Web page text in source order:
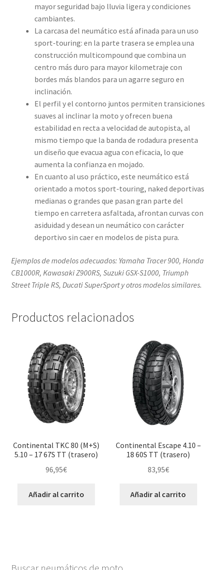
mayor seguridad bajo lluvia ligera y condiciones
cambiantes.
La carcasa del neumático está afinada para un uso
sport-touring: en la parte trasera se emplea una
construcción multicompound que combina un
centro más duro para mayor kilometraje con
bordes más blandos para un agarre seguro en
inclinación.
El perfil y el contorno juntos permiten transiciones
suaves al inclinar la moto y ofrecen buena
estabilidad en recta a velocidad de autopista, al
mismo tiempo que la banda de rodadura presenta
un diseño que evacua agua con eficacia, lo que
aumenta la confianza en mojado.
En cuanto al uso práctico, este neumático está
orientado a motos sport-touring, naked deportivas
medianas o grandes que pasan gran parte del
tiempo en carretera asfaltada, afrontan curvas con
asiduidad y desean un neumático con carácter
deportivo sin caer en modelos de pista pura.
Ejemplos de modelos adecuados: Yamaha Tracer 900, Honda
CB1000R, Kawasaki Z900RS, Suzuki GSX-S1000, Triumph
Street Triple RS, Ducati SuperSport y otros modelos similares.
Productos relacionados
Continental TKC 80 (M+S)
5.10 – 17 67S TT (trasero)
96,95€
Añadir al carrito
Continental Escape 4.10 –
18 60S TT (trasero)
83,95€
Añadir al carrito